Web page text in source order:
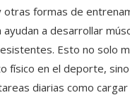
otras formas de
a desarrollar
Esto no solo
físico en el deporte,
diarias como